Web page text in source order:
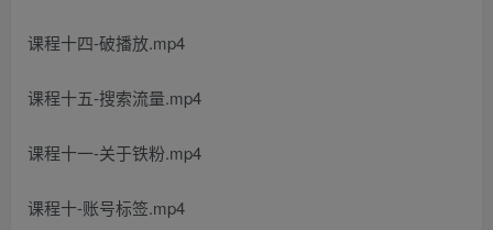
课程十四-破播放.mp4
课程十五-搜索流量.mp4
课程十一-关于铁粉.mp4
课程十-账号标签.mp4